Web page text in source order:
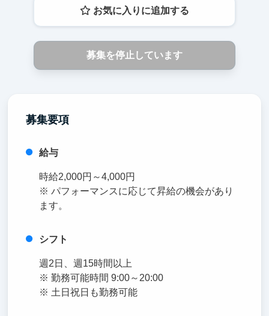
お気に入りに追加する
募集を停止しています
募集要項
給与
時給2,000円～4,000円
※ パフォーマンスに応じて昇給の機会があり
ます。
シフト
週2日、週15時間以上
※ 勤務可能時間 9:00～20:00
※ 土日祝日も勤務可能